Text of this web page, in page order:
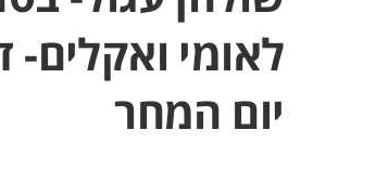
לאומי ואקלים-
יום המחר